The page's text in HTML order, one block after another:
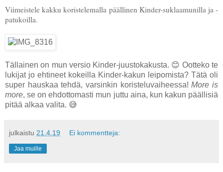
Viimeistele kakku koristelemalla päällinen Kinder-suklaamunilla ja -
patukoilla.
Tällainen on mun versio Kinder-juustokakusta. 😊 Ootteko te
lukijat jo ehtineet kokeilla Kinder-kakun leipomista? Tätä oli
super hauskaa tehdä, varsinkin koristeluvaiheessa!More is
more, se on ehdottomasti mun juttu aina, kun kakun päällisiä
pitää alkaa valita. 😅
julkaistu 21.4.19 Ei kommentteja:
Jaa muille